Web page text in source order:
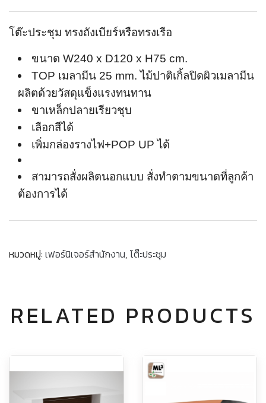
โต๊ะประชุม ทรงถังเบียร์หรือทรงเรือ
ขนาด W240 x D120 x H75 cm.
TOP เมลามีน 25 mm. ไม้ปาติเกิ้ลปิดผิวเมลามีน
ผลิตด้วยวัสดุแข็งแรงทนทาน
ขาเหล็กปลายเรียวชุบ
เลือกสีได้
เพิ่มกล่องรางไฟ+POP UP ได้
สามารถสั่งผลิตนอกแบบ สั่งทำตามขนาดที่ลูกค้า
ต้องการได้
หมวดหมู่: เฟอร์นิเจอร์สำนักงาน, โต๊ะประชุม
RELATED PRODUCTS